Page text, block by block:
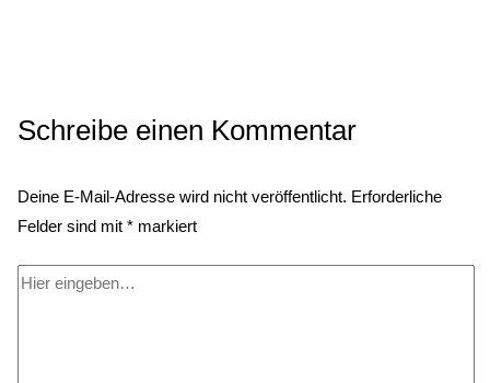
Schreibe einen Kommentar
Deine E-Mail-Adresse wird nicht veröffentlicht. Erforderliche
Felder sind mit* markiert
Hier